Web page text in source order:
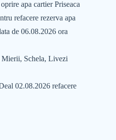
apa cartier Priseaca
refacere rezerva apa
de 06.08.2026 ora
Mierii, Schela, Livezi
02.08.2026 refacere